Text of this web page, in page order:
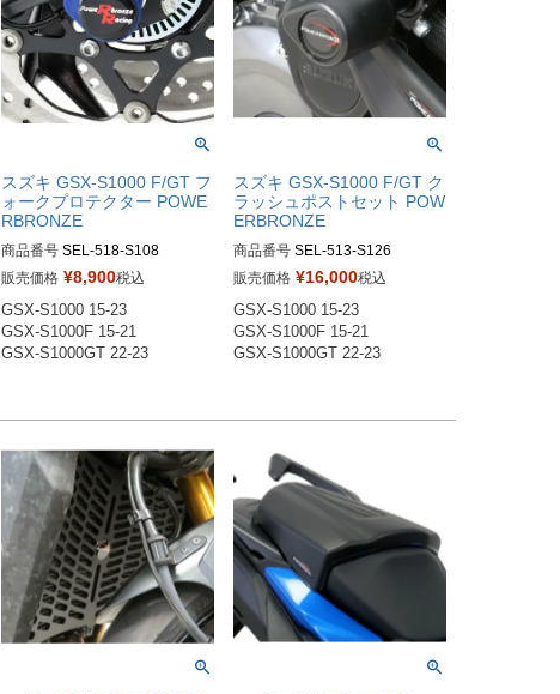
スズキ GSX-S1000 F/GT フ
ォークプロテクター POWE
RBRONZE
商品番号 SEL-518-S108
518-S108-003：ブラック
518-S108-006：イエロー
518-S108-007：アンバー
518-S108-008：ブルー
販売価格 ¥8,900税込
GSX-S1000 15-23
GSX-S1000F 15-21
GSX-S1000GT 22-23
スズキ GSX-S1000 F/GT ク
ラッシュポストセット POW
ERBRONZE
商品番号 SEL-513-S126
513-S126-003：ブラック
513-S126-008：ブルー
513-S126-011：グリーン
販売価格 ¥16,000税込
GSX-S1000 15-23
GSX-S1000F 15-21
GSX-S1000GT 22-23